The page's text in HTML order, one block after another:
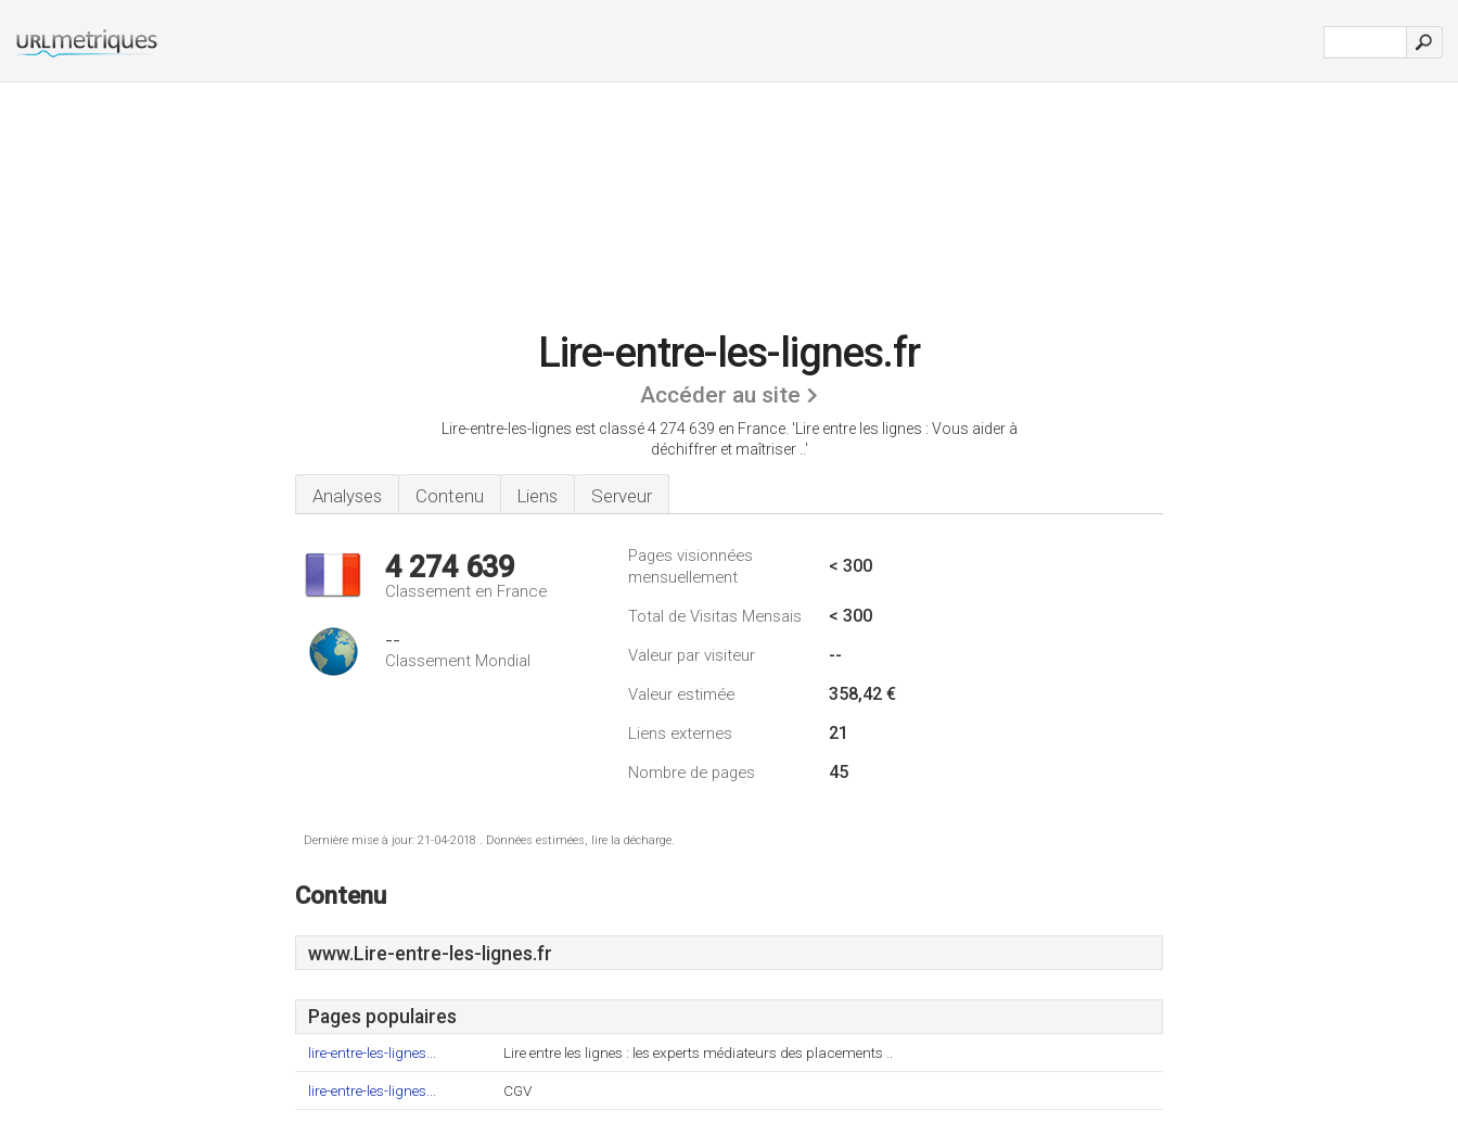
Lire-entre-les-lignes.fr
Accéder au site
Lire-entre-les-lignes est classé 4 274 639 en France. 'Lire entre les lignes : Vous aider à
déchiffrer et maîtriser ..'
Analyses Contenu Liens Serveur
4 274 639
Classement en France
--
Classement Mondial
Pages visionnées
mensuellement
< 300
Total de Visitas Mensais < 300
Valeur par visiteur --
Valeur estimée 358,42 €
Liens externes 21
Nombre de pages 45
Dernière mise à jour: 21-04-2018 . Données estimées, lire la décharge.
Contenu
www.Lire-entre-les-lignes.fr
Pages populaires
lire-entre-les-lignes... Lire entre les lignes : les experts médiateurs des placements ..
lire-entre-les-lignes... CGV